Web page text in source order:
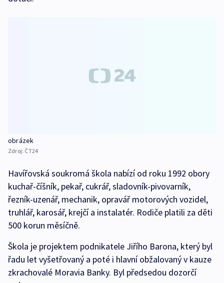
obrázek
Zdroj: ČT24
Havířovská soukromá škola nabízí od roku 1992 obory
kuchař-číšník, pekař, cukrář, sladovník-pivovarník,
řezník-uzenář, mechanik, opravář motorových vozidel,
truhlář, karosář, krejčí a instalatér. Rodiče platili za děti
500 korun měsíčně.
Škola je projektem podnikatele Jiřího Barona, který byl
řadu let vyšetřovaný a poté i hlavní obžalovaný v kauze
zkrachovalé Moravia Banky. Byl předsedou dozorčí